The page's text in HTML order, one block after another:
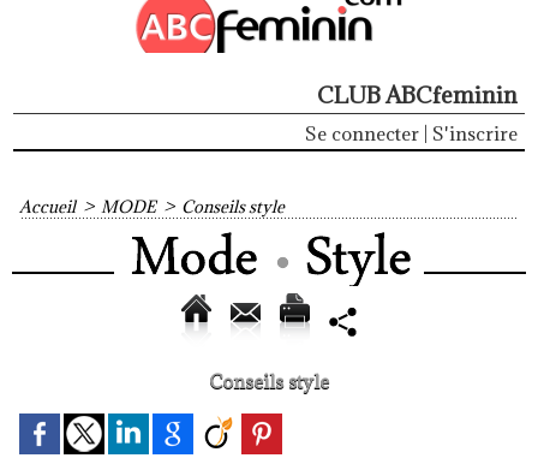
CLUB ABCfeminin
Se connecter S'inscrire
Accueil > MODE > Conseils style
Conseils style